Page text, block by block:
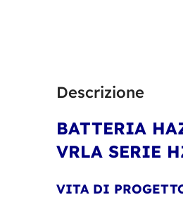
Descrizione
BATTERIA
VRLA SERIE
VITA DI